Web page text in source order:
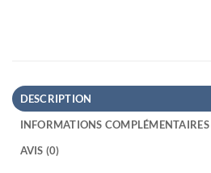
DESCRIPTION
INFORMATIONS COMPLÉMENTAIRES
AVIS (0)